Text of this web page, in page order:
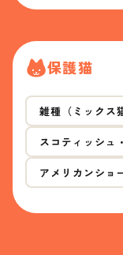
保護猫
雑種（ミックス
スコティッシュ
アメリカンショ